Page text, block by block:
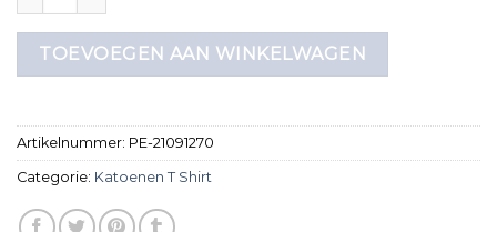
TOEVOEGEN AAN WINKELWAGEN
Artikelnummer: PE-21091270
Categorie: Katoenen T Shirt